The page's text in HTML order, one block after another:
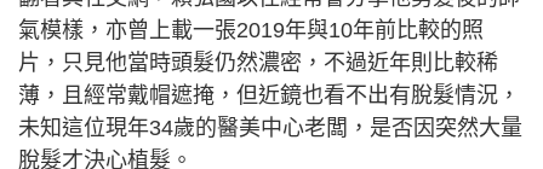
氣模樣，亦曾上載一張2019年與10年前比較的照
片，只見他當時頭髮仍然濃密，不過近年則比較稀
薄，且經常戴帽遮掩，但近鏡也看不出有脫髮情況，
未知這位現年34歲的醫美中心老闆，是否因突然大量
脫髮才決心植髮。